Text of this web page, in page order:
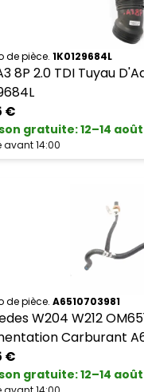
de pièce. 1K0129684L
8P 2.0 TDI Tuyau
€
gratuite:12–14 août
avant 14:00
de pièce. A6510703981
W204 W212
Carburant
€
gratuite:12–14 août